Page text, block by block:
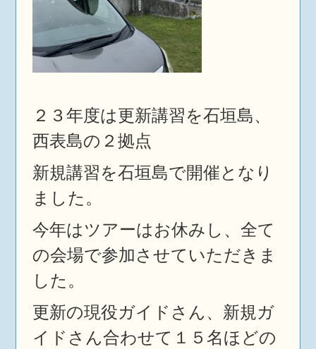
２３年度は更新講習を石垣島、
西表島の２拠点
新規講習を石垣島で開催となり
ました。
今年はツアーはお休みし、全て
の会場で参加させていただきま
した。
更新の現役ガイドさん、新規ガ
イドさん合わせて１５名ほどの